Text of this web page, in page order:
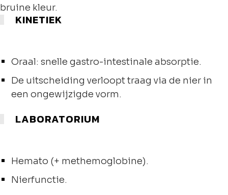
bruine kleur.
KINETIEK
Oraal: snelle gastro-intestinale absorptie.
De uitscheiding verloopt traag via de nier in
een ongewijzigde vorm.
LABORATORIUM
Hemato (+ methemoglobine).
Nierfunctie.